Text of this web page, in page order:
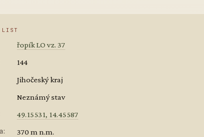
LIST
řopík LO vz. 37
144
Jihočeský kraj
Neznámý stav
49.15531, 14.45587
370 m n.m.